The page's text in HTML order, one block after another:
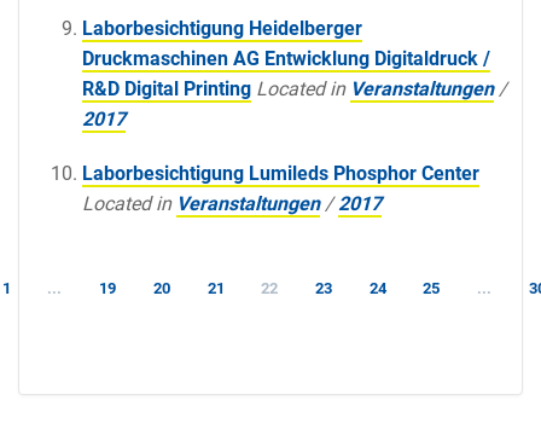
Laborbesichtigung Heidelberger
Druckmaschinen AG Entwicklung Digitaldruck /
R&D Digital Printing Located in Veranstaltungen /
2017
Laborbesichtigung Lumileds Phosphor Center
Located in Veranstaltungen /2017
1 ... 19 20 21 22 23 24 25 ...